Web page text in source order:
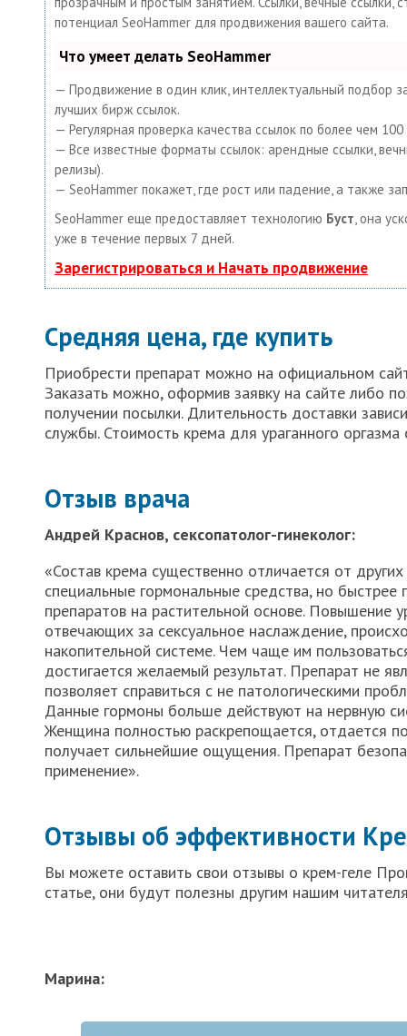
потенциал SeoHammer для продвижения вашего сайта.
Что умеет делать SeoHammer
— Продвижение в один клик, интеллектуальный подбор
лучших бирж ссылок.
— Регулярная проверка качества ссылок по более чем
— Все известные форматы ссылок: арендные ссылки,
релизы).
— SeoHammer покажет, где рост или падение, а также
SeoHammer еще предоставляет технологию Буст, она
уже в течение первых 7 дней.
Зарегистрироваться и Начать продвижение
Средняя цена, где купить
Приобрести препарат можно на официальном
Заказать можно, оформив заявку на сайте либо
получении посылки. Длительность доставки
службы. Стоимость крема для ураганного оргазма
Отзыв врача
Андрей Краснов, сексопатолог-гинеколог:
«Состав крема существенно отличается от
специальные гормональные средства, но
препаратов на растительной основе. Повышение
отвечающих за сексуальное наслаждение,
накопительной системе. Чем чаще им
достигается желаемый результат. Препарат не
позволяет справиться с не патологическими
Данные гормоны больше действуют на нервную
Женщина полностью раскрепощается, отдается
получает сильнейшие ощущения. Препарат
применение».
Отзывы об эффективности
Вы можете оставить свои отзывы о крем-геле
статье, они будут полезны другим нашим
Марина: